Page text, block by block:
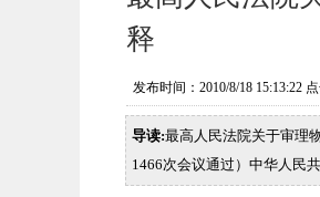
释
发布时间：2010/8/18 15:13:22 点
导读:最高人民法院关于审理
1466次会议通过）中华人